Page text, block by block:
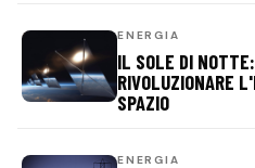
ENERGIA
IL SOLE DI
RIVOLUZIONARE
SPAZIO
ENERGIA